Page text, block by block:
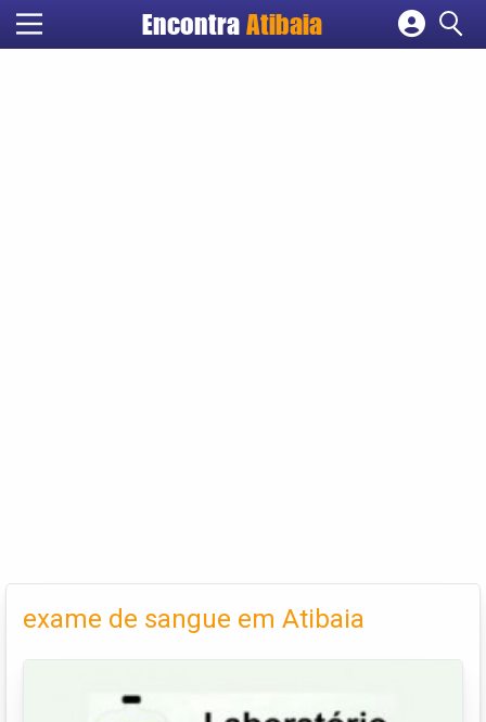
Encontra Atibaia
exame de sangue em Atibaia